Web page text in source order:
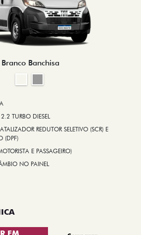
Branco Banchisa
TURBO DIESEL
REDUTOR SELETIVO (SCR) E
(DPF)
E PASSAGEIRO)
NO PAINEL